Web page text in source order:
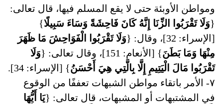
ومواطن الأوبئة حتى لا يقع المسلم فيها، قال تعالى:
{وَلَا تَقْرَبُوا الزِّنَا إِنَّهُ كَانَ فَاحِشَةً وَسَاءَ سَبِيلًا}
[الإسراء: 32]، وقال: {
وَلَا تَقْرَبُوا الْفَوَاحِشَ مَا ظَهَرَ
مِنْهَا وَمَا بَطَنَ} [الأنعام: 151]، وقال تعالى: {
وَلَا
تَقْرَبُوا مَالَ الْيَتِيمِ إِلَّا بِالَّتِي هِيَ أَحْسَنُ} [الإسراء: 34].
٧- الأمر باتقاء مواطن الشبهات تعففًا من الوقوع
في المشتبهات أو المشبهات، قال تعالى: {يَا أَيُّهَا